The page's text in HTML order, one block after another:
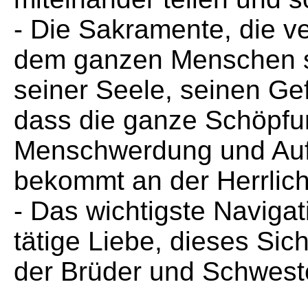
- Die Sakramente, die
dem ganzen
seiner Seele, seinen
dass die ganze
Menschwerdung und
bekommt an der
- Das wichtigste
tätige Liebe, dieses
der Brüder und